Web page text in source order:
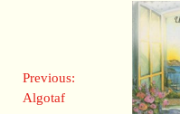
Previous:
Algotaf